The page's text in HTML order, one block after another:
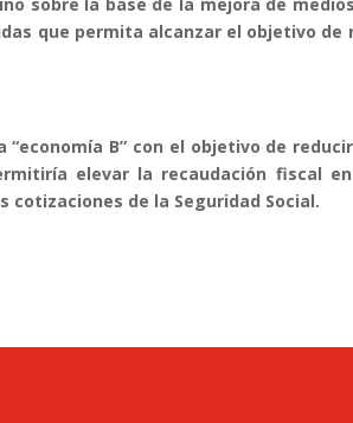
que permita alcanzar el objetivo de
B” con el objetivo de
elevar la recaudación fiscal
cotizaciones de la Seguridad Social.